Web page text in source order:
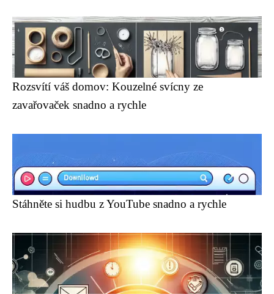
Rozsvítí váš domov: Kouzelné svícny ze
zavařovaček snadno a rychle
Stáhněte si hudbu z YouTube snadno a rychle